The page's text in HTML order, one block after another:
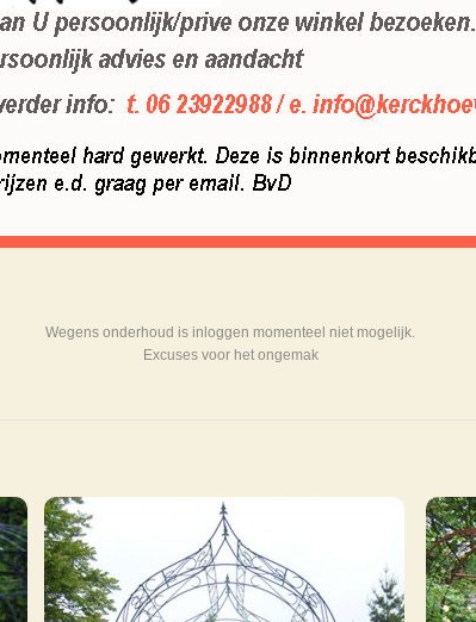
Wegens onderhoud is inloggen momenteel niet mogelijk.
Excuses voor het ongemak